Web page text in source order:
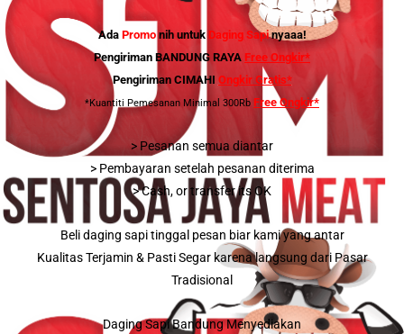
Ada Promonih untuk Daging Sapi nyaaa!
Pengiriman BANDUNG RAYA Free Ongkir*
Pengiriman CIMAHI Ongkir Gratis*
*Kuantiti Pemesanan Minimal 300Rb Free Ongkir*
> Pesanan semua diantar
> Pembayaran setelah pesanan diterima
> Cash, or transfer its OK
Beli daging sapi tinggal pesan biar kami yang antar
Kualitas Terjamin & Pasti Segar karena langsung dari Pasar
Tradisional
Daging Sapi Bandung Menyediakan